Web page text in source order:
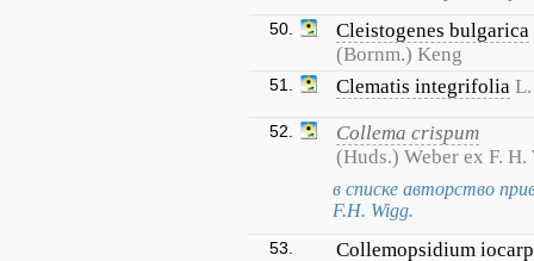
50.
Cleistogenes bulgarica
(Bornm.) Keng
51. Clematis integrifolia L.
52.
Collema crispum
(Huds.) Weber ex F. H.
в списке авторство
F.H. Wigg.
53.
Collemopsidium